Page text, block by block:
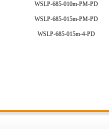
WSLP-685-010m-PM-PD
WSLP-685-015m-PM-PD
WSLP-685-015m-4-PD